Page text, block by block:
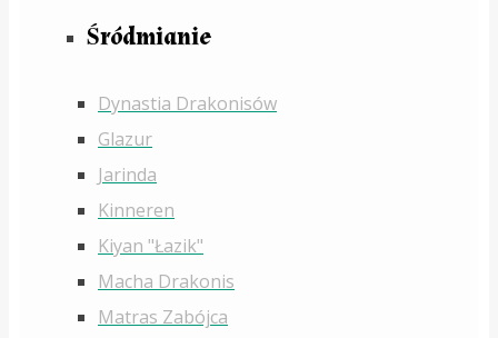
Śródmianie
Dynastia Drakonisów
Glazur
Jarinda
Kinneren
Kiyan "Łazik"
Macha Drakonis
Matras Zabójca